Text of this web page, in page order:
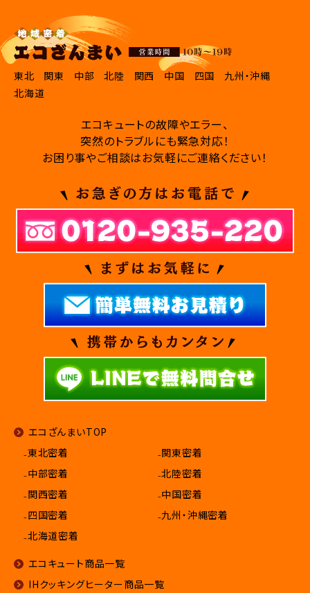
東北 関東 中部 北陸 関西 中国 四国
九州・沖縄
北海道
エコキュートの故障やエラー、
突然のトラブルにも緊急対応！
お困り事やご相談はお気軽にご連絡ください！
エコざんまいTOP
₋東北密着
₋関東密着
₋中部密着
₋北陸密着
₋関西密着
₋中国密着
₋四国密着
₋九州・沖縄密着
₋北海道密着
エコキュート商品一覧
IHクッキングヒーター商品一覧